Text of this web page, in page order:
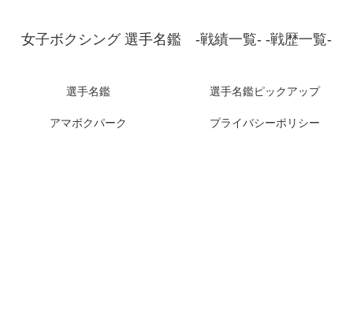
女子ボクシング 選手名鑑 -戦績一覧- -戦歴一覧-
選手名鑑 選手名鑑ピックアップ
アマボクパーク プライバシーポリシー